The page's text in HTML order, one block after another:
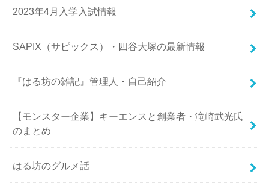
2023年4月入学入試情報
SAPIX（サピックス）・四谷大塚の最新情報
『はる坊の雑記』管理人・自己紹介
【モンスター企業】キーエンスと創業者・滝崎武光氏
のまとめ
はる坊のグルメ話